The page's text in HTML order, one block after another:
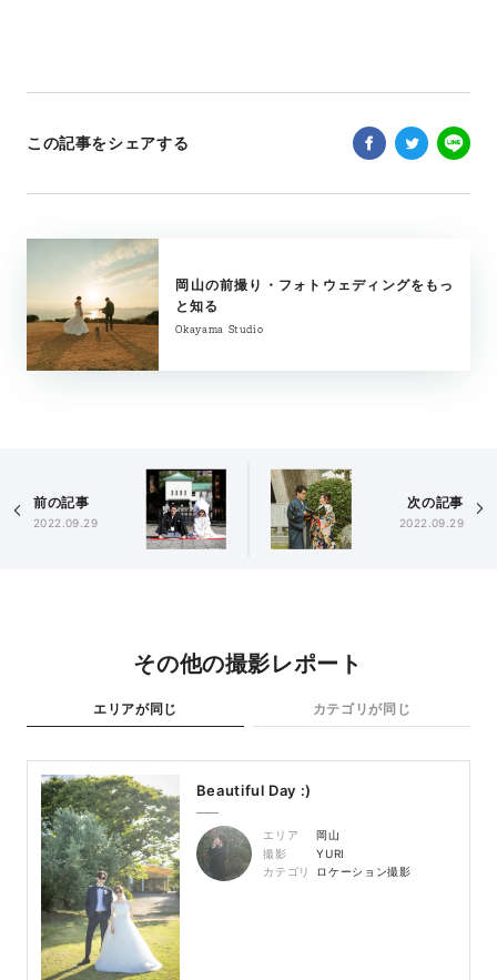
この記事をシェアする
岡山の前撮り・フォトウェディングをもっ
と知る
Okayama Studio
前の記事
2022.09.29
次の記事
2022.09.29
その他の撮影レポート
エリアが同じ カテゴリが同じ
Beautiful Day :)
エリア
岡山
撮影
YURI
カテゴリ
ロケーション撮影